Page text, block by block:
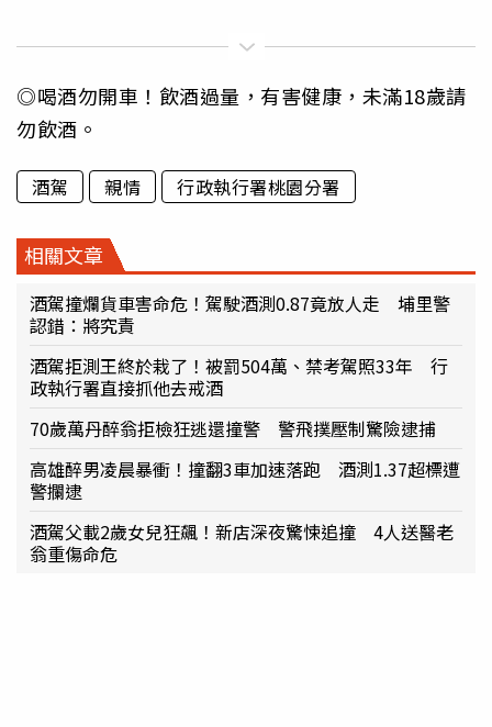
◎喝酒勿開車！飲酒過量，有害健康，未滿18歲請
勿飲酒。
酒駕 親情 行政執行署桃園分署
相關文章
酒駕撞爛貨車害命危！駕駛酒測0.87竟放人走 埔里警
認錯：將究責
酒駕拒測王終於栽了！被罰504萬、禁考駕照33年 行
政執行署直接抓他去戒酒
70歲萬丹醉翁拒檢狂逃還撞警 警飛撲壓制驚險逮捕
高雄醉男凌晨暴衝！撞翻3車加速落跑 酒測1.37超標遭
警攔逮
酒駕父載2歲女兒狂飆！新店深夜驚悚追撞 4人送醫老
翁重傷命危